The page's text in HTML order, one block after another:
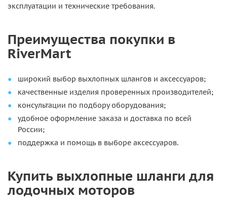
эксплуатации и технические требования.
Преимущества покупки в
RiverMart
широкий выбор выхлопных шлангов и аксессуаров;
качественные изделия проверенных производителей;
консультации по подбору оборудования;
удобное оформление заказа и доставка по всей
России;
поддержка и помощь в выборе аксессуаров.
Купить выхлопные шланги для
лодочных моторов